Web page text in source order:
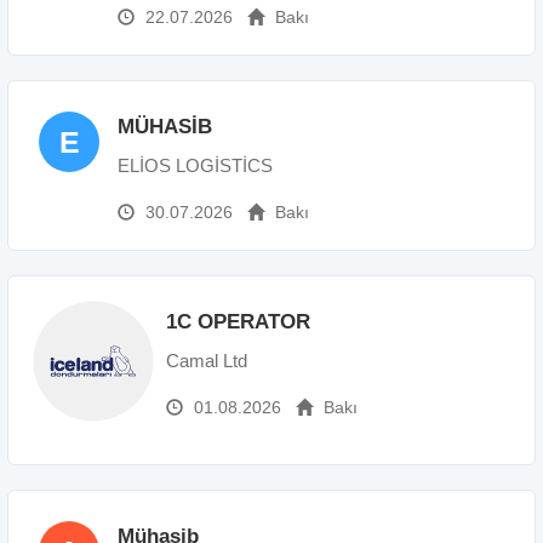
22.07.2026 Bakı
E MÜHASİB
ELİOS LOGİSTİCS
30.07.2026 Bakı
1C OPERATOR
Camal Ltd
01.08.2026 Bakı
Mühasib